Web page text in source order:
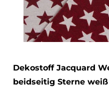
Dekostoff Jacquard
beidseitig Sterne